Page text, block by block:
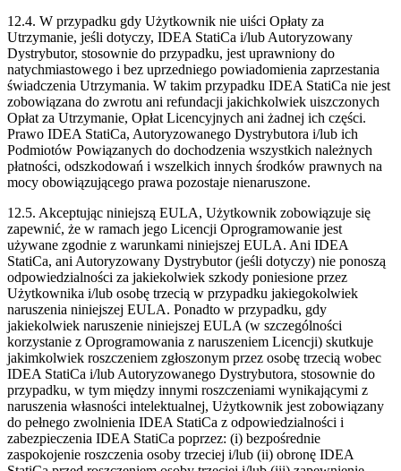
12.4. W przypadku gdy Użytkownik nie uiści Opłaty za
Utrzymanie, jeśli dotyczy, IDEA StatiCa i/lub Autoryzowany
Dystrybutor, stosownie do przypadku, jest uprawniony do
natychmiastowego i bez uprzedniego powiadomienia zaprzestania
świadczenia Utrzymania. W takim przypadku IDEA StatiCa nie jest
zobowiązana do zwrotu ani refundacji jakichkolwiek uiszczonych
Opłat za Utrzymanie, Opłat Licencyjnych ani żadnej ich części.
Prawo IDEA StatiCa, Autoryzowanego Dystrybutora i/lub ich
Podmiotów Powiązanych do dochodzenia wszystkich należnych
płatności, odszkodowań i wszelkich innych środków prawnych na
mocy obowiązującego prawa pozostaje nienaruszone.
12.5. Akceptując niniejszą EULA, Użytkownik zobowiązuje się
zapewnić, że w ramach jego Licencji Oprogramowanie jest
używane zgodnie z warunkami niniejszej EULA. Ani IDEA
StatiCa, ani Autoryzowany Dystrybutor (jeśli dotyczy) nie ponoszą
odpowiedzialności za jakiekolwiek szkody poniesione przez
Użytkownika i/lub osobę trzecią w przypadku jakiegokolwiek
naruszenia niniejszej EULA. Ponadto w przypadku, gdy
jakiekolwiek naruszenie niniejszej EULA (w szczególności
korzystanie z Oprogramowania z naruszeniem Licencji) skutkuje
jakimkolwiek roszczeniem zgłoszonym przez osobę trzecią wobec
IDEA StatiCa i/lub Autoryzowanego Dystrybutora, stosownie do
przypadku, w tym między innymi roszczeniami wynikającymi z
naruszenia własności intelektualnej, Użytkownik jest zobowiązany
do pełnego zwolnienia IDEA StatiCa z odpowiedzialności i
zabezpieczenia IDEA StatiCa poprzez: (i) bezpośrednie
zaspokojenie roszczenia osoby trzeciej i/lub (ii) obronę IDEA